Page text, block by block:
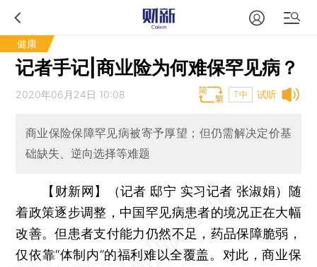
健康
记者手记|商业险为何难保罕见病？
试听
2020年06月24日 10:08 T中
商业保险保障罕见病被寄予厚望；但仍需解决定价基
础缺失、逆向选择等难题
【财新网】（记者 邸宁 实习记者 张淑娟） 随
着政策逐步调整，中国罕见病患者的境况正在大幅
改善。但患者支付能力仍然不足，药品保障脆弱，
仅依靠“体制内”的福利难以全覆盖。对此，商业保